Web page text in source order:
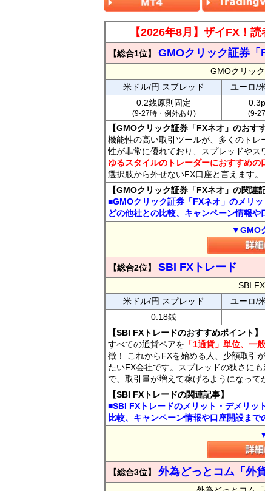
【2026年8月】ザイFX！
【総合1位】 GMOクリック証券「
GMOクリッ
米ドル/円 スプレッド
ユーロ/
0.2銭原則固定
(9-27時・例外あり) (9-
【GMOクリック証券「FXネオ」のおす
機能性の高い取引ツールが、多くのト
性が非常に優れており、スプレッドやス
ゆるスタイルのトレーダーにおすすめの
選択肢から外せないFX口座と言えます。
【GMOクリック証券「FXネオ」の関連記
■GMOクリック証券「FXネオ」のメリ
どの他社との比較、キャンペーン情報や
▼GMO
【総合2位】 SBI FXトレード
SBI
米ドル/円 スプレッド
ユーロ/
0.18銭
【SBI FXトレードのおすすめポイント】
すべての通貨ペアを 「1通貨」単位、一
徴！ これからFXを始める人、少額取引
たいFX会社です。スプレッドの狭さに
で、取引量が増えて稼げるようになって
【SBI FXトレードの関連記事】
■SBI FXトレードのメリット・デメリッ
比較、キャンペーン情報や口座開設まで
【総合3位】 外為どっとコム「外